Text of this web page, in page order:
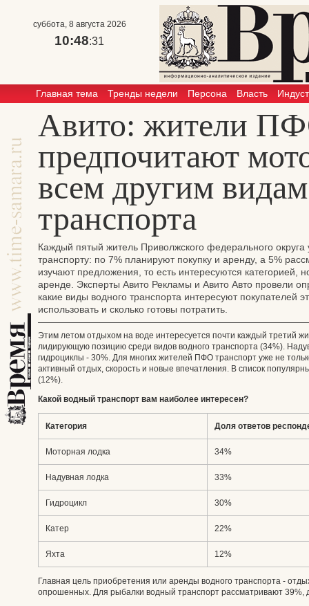
суббота, 8 августа 2026
10:48:31
Главная тема Тренды недели Персона Власть
Авито: жители
предпочитают
всем другим
транспорта
Каждый пятый житель Приволжского федерального
транспорту: по 7% планируют покупку и аренду, а 5%
изучают предложения, то есть интересуются
аренде. Эксперты Авито Рекламы и Авито Авто провели
какие виды водного транспорта интересуют покупателей
использовать и сколько готовы потратить.
Этим летом отдыхом на воде интересуется почти каждый третий
лидирующую позицию среди видов водного транспорта (34%).
гидроциклы - 30%. Для многих жителей ПФО транспорт уже не
активный отдых, скорость и новые впечатления. В список
(12%).
Какой водный транспорт вам наиболее интересен?
Категория Доля ответов
Моторная лодка 34%
Надувная лодка 33%
Гидроцикл 30%
Катер 22%
Яхта 12%
Главная цель приобретения или аренды водного транспорта -
опрошенных. Для рыбалки водный транспорт рассматривают 39%,